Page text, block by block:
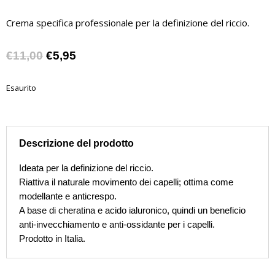
Crema specifica professionale per la definizione del riccio.
€11,00 Il
€5,95
Esaurito
Descrizione del prodotto
Ideata per la definizione del riccio.
Riattiva il naturale movimento dei capelli; ottima come
modellante e anticrespo.
A base di cheratina e acido ialuronico, quindi un beneficio
anti-invecchiamento e anti-ossidante per i capelli.
Prodotto in Italia.